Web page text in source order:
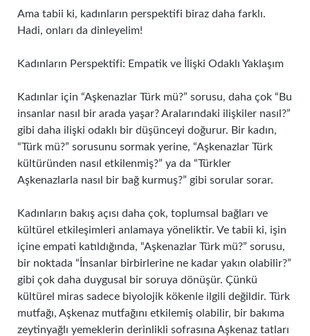
Ama tabii ki, kadınların perspektifi biraz daha farklı.
Hadi, onları da dinleyelim!
Kadınların Perspektifi: Empatik ve İlişki Odaklı Yaklaşım
Kadınlar için “Aşkenazlar Türk mü?” sorusu, daha çok “Bu
insanlar nasıl bir arada yaşar? Aralarındaki ilişkiler nasıl?”
gibi daha ilişki odaklı bir düşünceyi doğurur. Bir kadın,
“Türk mü?” sorusunu sormak yerine, “Aşkenazlar Türk
kültüründen nasıl etkilenmiş?” ya da “Türkler
Aşkenazlarla nasıl bir bağ kurmuş?” gibi sorular sorar.
Kadınların bakış açısı daha çok, toplumsal bağları ve
kültürel etkileşimleri anlamaya yöneliktir. Ve tabii ki, işin
içine empati katıldığında, “Aşkenazlar Türk mü?” sorusu,
bir noktada “İnsanlar birbirlerine ne kadar yakın olabilir?”
gibi çok daha duygusal bir soruya dönüşür. Çünkü
kültürel miras sadece biyolojik kökenle ilgili değildir. Türk
mutfağı, Aşkenaz mutfağını etkilemiş olabilir, bir bakıma
zeytinyağlı yemeklerin derinlikli sofrasına Aşkenaz tatları